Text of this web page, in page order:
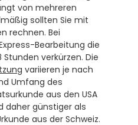
von mehreren
sollten Sie mit
rechnen. Bei
Bearbeitung die
variieren je nach
Umfang des
aus den USA
daher günstiger als